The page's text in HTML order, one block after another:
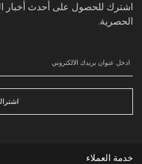
اشترك للحصول على أحدث
الحصرية.
خدمة العملاء